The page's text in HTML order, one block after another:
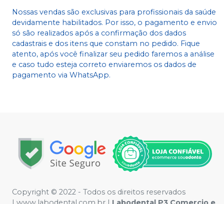
Nossas vendas são exclusivas para profissionais da saúde
devidamente habilitados. Por isso, o pagamento e envio
só são realizados após a confirmação dos dados
cadastrais e dos itens que constam no pedido. Fique
atento, após você finalizar seu pedido faremos a análise
e caso tudo esteja correto enviaremos os dados de
pagamento via WhatsApp.
Copyright © 2022 - Todos os direitos reservados